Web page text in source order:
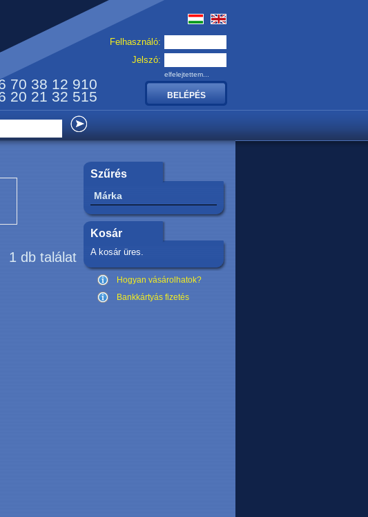
70 38 12 910
20 21 32 515
Felhasználó:
Jelszó:
elfelejtettem...
1 db találat
Szűrés
Márka
Kosár
A kosár üres.
Hogyan vásárolhatok?
Bankkártyás fizetés